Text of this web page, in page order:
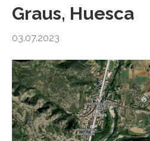
Graus, Huesca
03.07.2023